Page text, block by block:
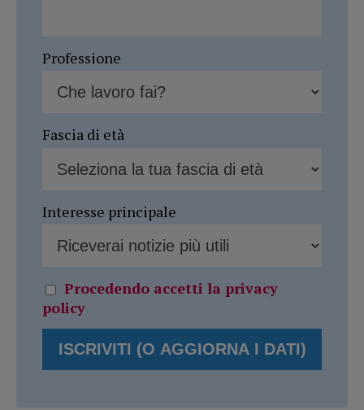
Professione
Fascia di età
Interesse principale
Procedendo accetti la privacy
policy